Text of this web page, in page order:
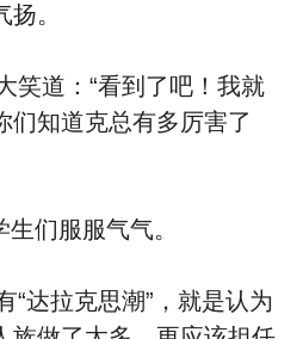
。
道：“看到了吧！我就
们知道克总有多厉害了
们服服气气。
达拉克思潮”，就是认为